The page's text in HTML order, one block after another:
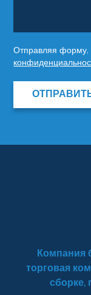
Отправляя форму,
Компания
торговая
сборке,